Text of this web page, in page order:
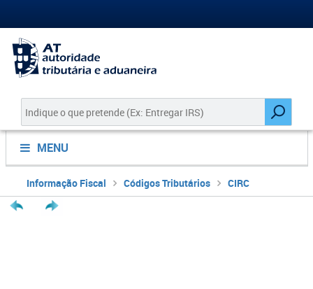
MENU
Informação Fiscal Códigos Tributários CIRC